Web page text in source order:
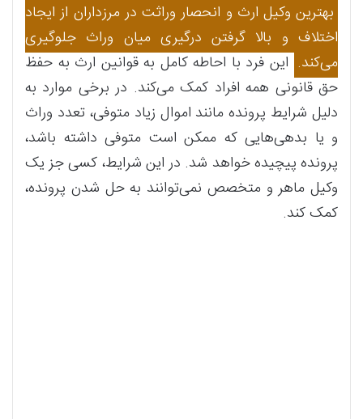
بهترین وکیل ارث و انحصار وراثت در مرزداران از ایجاد
اختلاف و بالا گرفتن درگیری میان وراث جلوگیری
می‌کند. این فرد با احاطه کامل به قوانین ارث به حفظ
حق قانونی همه افراد کمک می‌کند. در برخی موارد به
دلیل شرایط پرونده مانند اموال زیاد متوفی، تعدد وراث
و یا بدهی‌هایی که ممکن است متوفی داشته باشد،
پرونده پیچیده خواهد شد. در این شرایط، کسی جز یک
وکیل ماهر و متخصص نمی‌توانند به حل شدن پرونده،
کمک کند.